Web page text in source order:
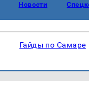
Новости
Гайды по Самаре